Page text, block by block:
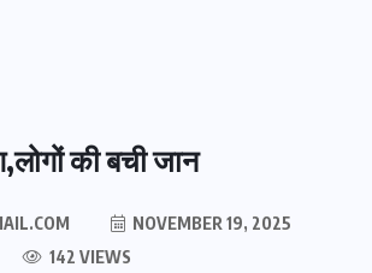
की बची जान
NOVEMBER 19, 2025
142 VIEWS